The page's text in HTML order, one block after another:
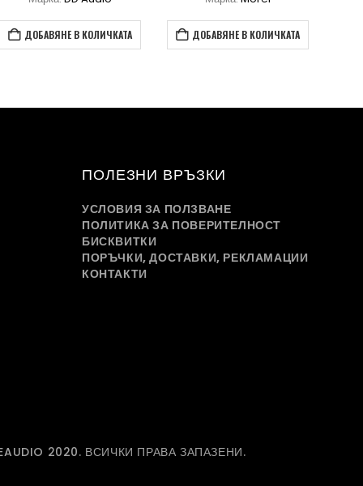
ДОБАВЯНЕ В КОЛИЧКАТА ДОБАВЯНЕ В КОЛИЧКАТА
ПОЛЕЗНИ ВРЪЗКИ
УСЛОВИЯ ЗА ПОЛЗВАНЕ
ПОЛИТИКА ЗА ПОВЕРИТЕЛНОСТ
БИСКВИТКИ
ПОРЪЧКИ, ДОСТАВКИ, РЕКЛАМАЦИИ
КОНТАКТИ
2020. ВСИЧКИ ПРАВА ЗАПАЗЕНИ.